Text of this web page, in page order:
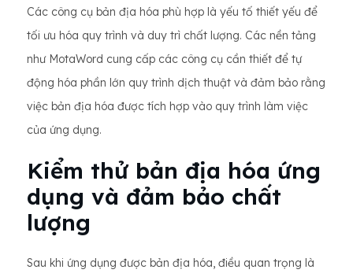
Các công cụ bản địa hóa phù hợp là yếu tố thiết yếu để
tối ưu hóa quy trình và duy trì chất lượng. Các nền tảng
như MotaWord cung cấp các công cụ cần thiết để tự
động hóa phần lớn quy trình dịch thuật và đảm bảo rằng
việc bản địa hóa được tích hợp vào quy trình làm việc
của ứng dụng.
Kiểm thử bản địa hóa ứng
dụng và đảm bảo chất
lượng
Sau khi ứng dụng được bản địa hóa, điều quan trọng là